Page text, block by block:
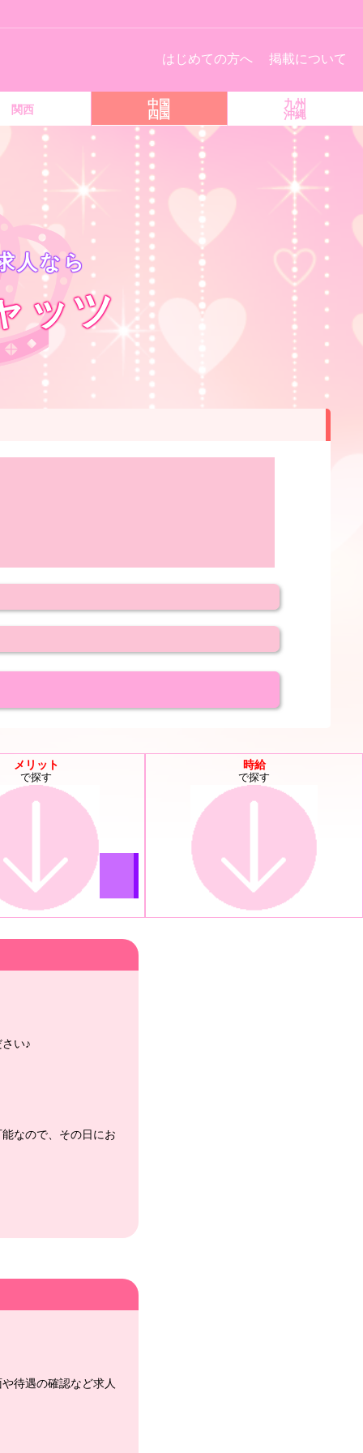
はじめての方へ 掲載について
関西
中国
四国
九州
沖縄
人なら
ッツ
メリット
で探す
時給
で探す
い♪
なので、その日にお
待遇の確認など求人